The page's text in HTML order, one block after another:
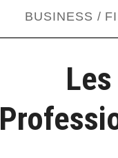
BUSINESS /